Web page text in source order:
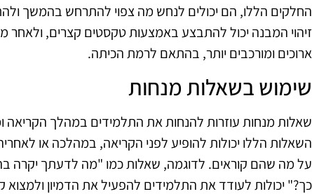
החלקים הללו, הם יכולים לנחש מה צפוי להתרחש בהמשך
זיהוי המבנה יכול להתבצע באמצעות טקסטים קצרים, ולאחר
ארוכים ומורכבים יותר, בהתאם לרמת הכיתה.
שימוש בשאלות מנחות
שאלות מנחות עוזרות להנחות את התלמידים במהלך הקריאה
השאלות הללו יכולות להופיע לפני הקריאה, במהלכה או
על מה שהם קוראים. לדוגמה, שאלות כמו "מה לדעתך יקרה
כך?" יכולות לעודד את התלמידים להפעיל את הדמיון ולמצוא